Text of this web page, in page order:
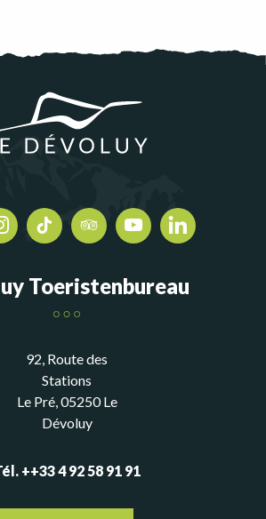
Toeristenbureau
92, Route des
Stations
Le Pré, 05250 Le
Dévoluy
++33 4 92 58 91 91